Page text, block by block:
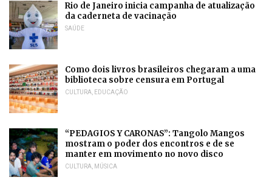
Rio de Janeiro inicia campanha de atualização
da caderneta de vacinação
SAÚDE
Como dois livros brasileiros chegaram a uma
biblioteca sobre censura em Portugal
CULTURA, EDUCAÇÃO
“PEDAGIOS Y CARONAS”: Tangolo Mangos
mostram o poder dos encontros e de se
manter em movimento no novo disco
CULTURA, MÚSICA